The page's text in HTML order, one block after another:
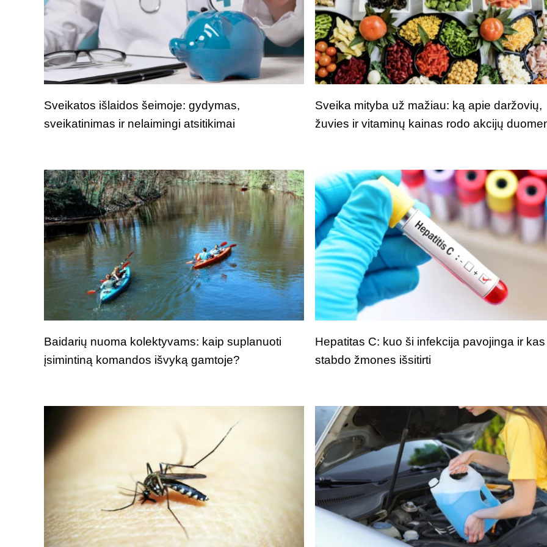
Sveikatos išlaidos šeimoje: gydymas,
sveikatinimas ir nelaimingi atsitikimai
Sveika mityba už mažiau: ką apie daržovių,
žuvies ir vitaminų kainas rodo akcijų
Baidarių nuoma kolektyvams: kaip suplanuoti
įsimintiną komandos išvyką gamtoje?
Hepatitas C: kuo ši infekcija pavojinga ir kas
stabdo žmones išsitirti